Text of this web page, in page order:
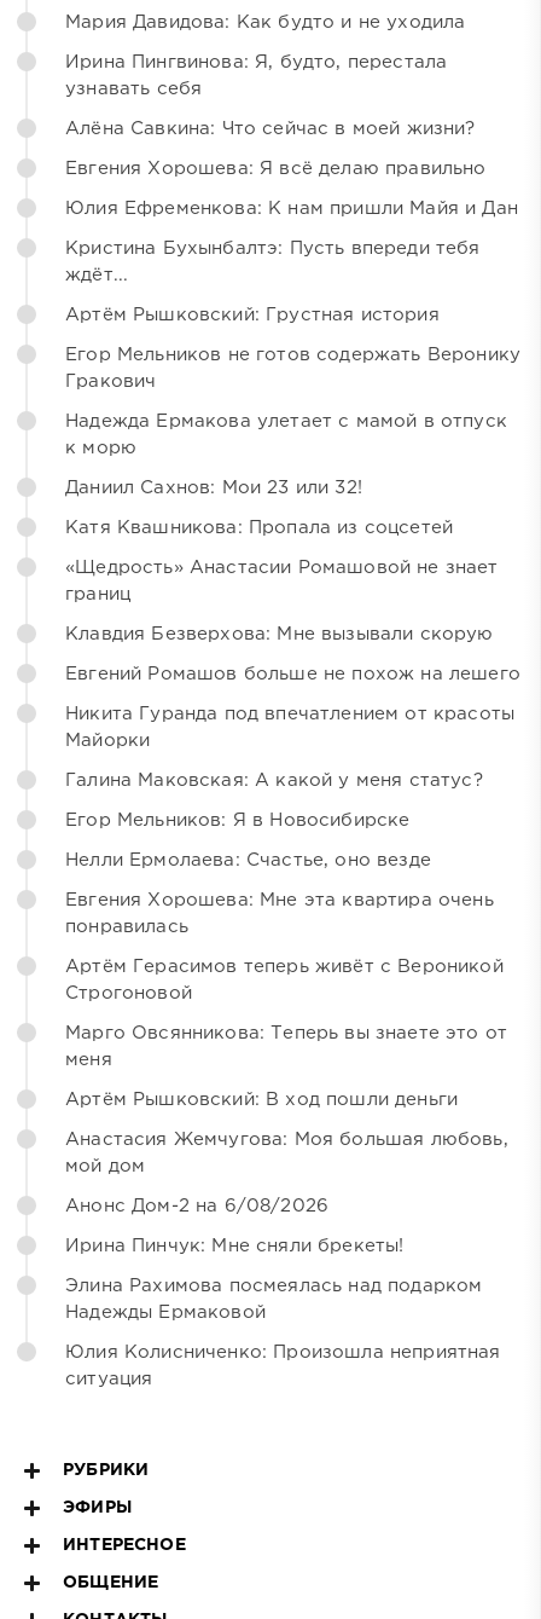
Мария Давидова: Как будто и не уходила
Ирина Пингвинова: Я, будто, перестала
узнавать себя
Алёна Савкина: Что сейчас в моей жизни?
Евгения Хорошева: Я всё делаю правильно
Юлия Ефременкова: К нам пришли Майя и Дан
Кристина Бухынбалтэ: Пусть впереди тебя
ждёт...
Артём Рышковский: Грустная история
Егор Мельников не готов содержать Веронику
Гракович
Надежда Ермакова улетает с мамой в отпуск
к морю
Даниил Сахнов: Мои 23 или 32!
Катя Квашникова: Пропала из соцсетей
«Щедрость» Анастасии Ромашовой не знает
границ
Клавдия Безверхова: Мне вызывали скорую
Евгений Ромашов больше не похож на лешего
Никита Гуранда под впечатлением от красоты
Майорки
Галина Маковская: А какой у меня статус?
Егор Мельников: Я в Новосибирске
Нелли Ермолаева: Счастье, оно везде
Евгения Хорошева: Мне эта квартира очень
понравилась
Артём Герасимов теперь живёт с Вероникой
Строгоновой
Марго Овсянникова: Теперь вы знаете это от
меня
Артём Рышковский: В ход пошли деньги
Анастасия Жемчугова: Моя большая любовь,
мой дом
Анонс Дом-2 на 6/08/2026
Ирина Пинчук: Мне сняли брекеты!
Элина Рахимова посмеялась над подарком
Надежды Ермаковой
Юлия Колисниченко: Произошла неприятная
ситуация
РУБРИКИ
ЭФИРЫ
ИНТЕРЕСНОЕ
ОБЩЕНИЕ